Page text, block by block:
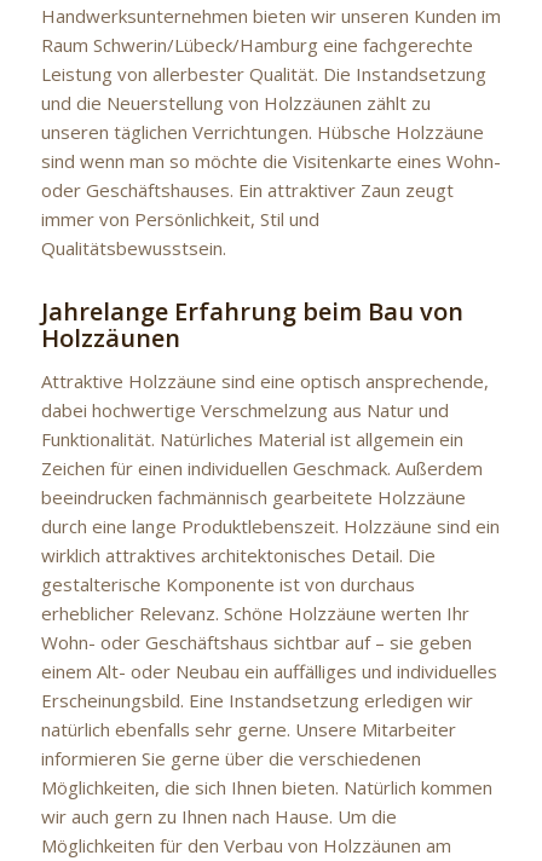
Handwerksunternehmen bieten wir unseren Kunden im
Raum Schwerin/Lübeck/Hamburg eine fachgerechte
Leistung von allerbester Qualität. Die Instandsetzung
und die Neuerstellung von Holzzäunen zählt zu
unseren täglichen Verrichtungen. Hübsche Holzzäune
sind wenn man so möchte die Visitenkarte eines Wohn-
oder Geschäftshauses. Ein attraktiver Zaun zeugt
immer von Persönlichkeit, Stil und
Qualitätsbewusstsein.
Jahrelange Erfahrung beim Bau von
Holzzäunen
Attraktive Holzzäune sind eine optisch ansprechende,
dabei hochwertige Verschmelzung aus Natur und
Funktionalität. Natürliches Material ist allgemein ein
Zeichen für einen individuellen Geschmack. Außerdem
beeindrucken fachmännisch gearbeitete Holzzäune
durch eine lange Produktlebenszeit. Holzzäune sind ein
wirklich attraktives architektonisches Detail. Die
gestalterische Komponente ist von durchaus
erheblicher Relevanz. Schöne Holzzäune werten Ihr
Wohn- oder Geschäftshaus sichtbar auf – sie geben
einem Alt- oder Neubau ein auffälliges und individuelles
Erscheinungsbild. Eine Instandsetzung erledigen wir
natürlich ebenfalls sehr gerne. Unsere Mitarbeiter
informieren Sie gerne über die verschiedenen
Möglichkeiten, die sich Ihnen bieten. Natürlich kommen
wir auch gern zu Ihnen nach Hause. Um die
Möglichkeiten für den Verbau von Holzzäunen am